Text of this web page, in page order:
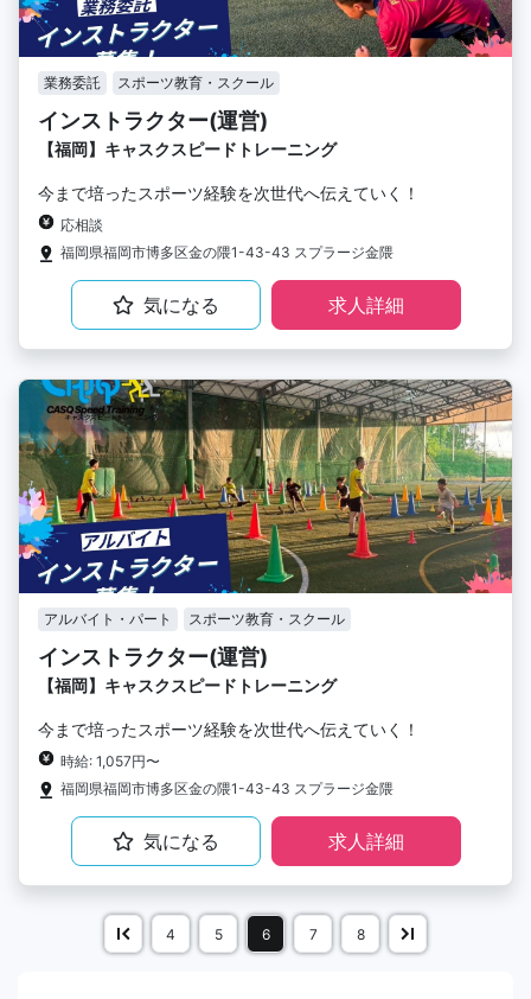
業務委託 スポーツ教育・スクール
インストラクター(運営)
【福岡】キャスクスピードトレーニング
今まで培ったスポーツ経験を次世代へ伝えていく！
応相談
福岡県福岡市博多区金の隈1-43-43 スプラージ金隈
気になる 求人詳細
アルバイト・パート スポーツ教育・スクール
インストラクター(運営)
【福岡】キャスクスピードトレーニング
今まで培ったスポーツ経験を次世代へ伝えていく！
時給: 1,057円〜
福岡県福岡市博多区金の隈1-43-43 スプラージ金隈
気になる 求人詳細
4 5 6 7 8